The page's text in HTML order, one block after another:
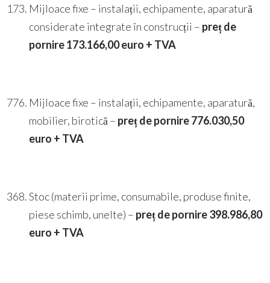
Mijloace fixe – instalații, echipamente, aparatură
considerate integrate în construcții – preț de
pornire 173.166,00 euro + TVA
Mijloace fixe – instalații, echipamente, aparatură,
mobilier, birotică – preț de pornire 776.030,50
euro + TVA
Stoc (materii prime, consumabile, produse finite,
piese schimb, unelte) – preț de pornire 398.986,80
euro + TVA